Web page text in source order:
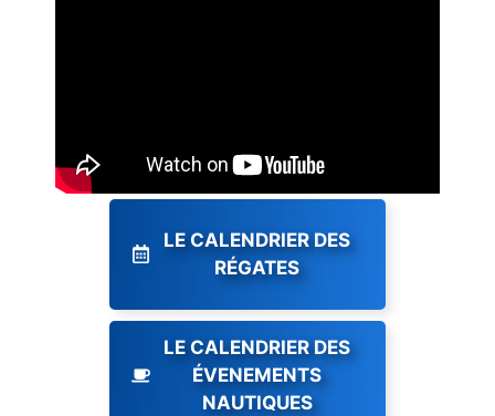
LE CALENDRIER DES
RÉGATES
LE CALENDRIER DES
ÉVENEMENTS
NAUTIQUES